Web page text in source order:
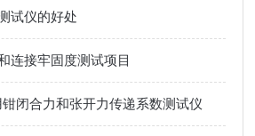
试仪的好处
连接牢固度测试项目
闭合力和张开力传递系数测试仪